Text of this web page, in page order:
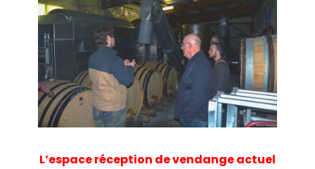
L’espace réception de vendange actuel